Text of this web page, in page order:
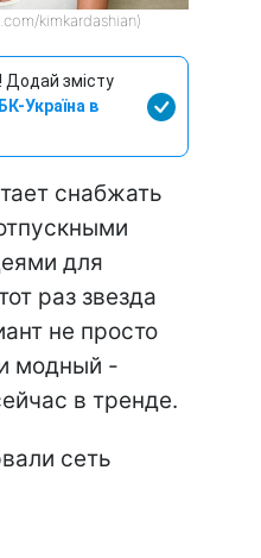
kimkardashian)
Додай змісту
Україна в
снабжать
для
раз звезда
не просто
модный -
в тренде.
сеть